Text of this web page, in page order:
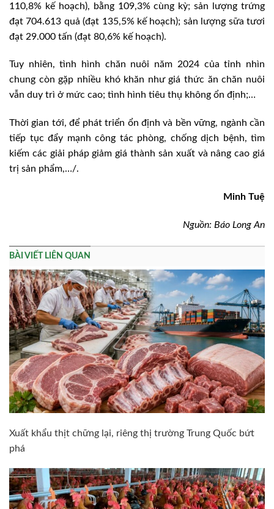
110,8% kế hoạch), bằng 109,3% cùng kỳ; sản lượng trứng
đạt 704.613 quả (đạt 135,5% kế hoạch); sản lượng sữa tươi
đạt 29.000 tấn (đạt 80,6% kế hoạch).
Tuy nhiên, tình hình chăn nuôi năm 2024 của tỉnh nhìn
chung còn gặp nhiều khó khăn như giá thức ăn chăn nuôi
vẫn duy trì ở mức cao; tình hình tiêu thụ không ổn định;…
Thời gian tới, để phát triển ổn định và bền vững, ngành cần
tiếp tục đẩy mạnh công tác phòng, chống dịch bệnh, tìm
kiếm các giải pháp giảm giá thành sản xuất và nâng cao giá
trị sản phẩm,…/.
Minh Tuệ
Nguồn: Báo Long An
BÀI VIẾT LIÊN QUAN
Xuất khẩu thịt chững lại, riêng thị trường Trung Quốc bứt
phá